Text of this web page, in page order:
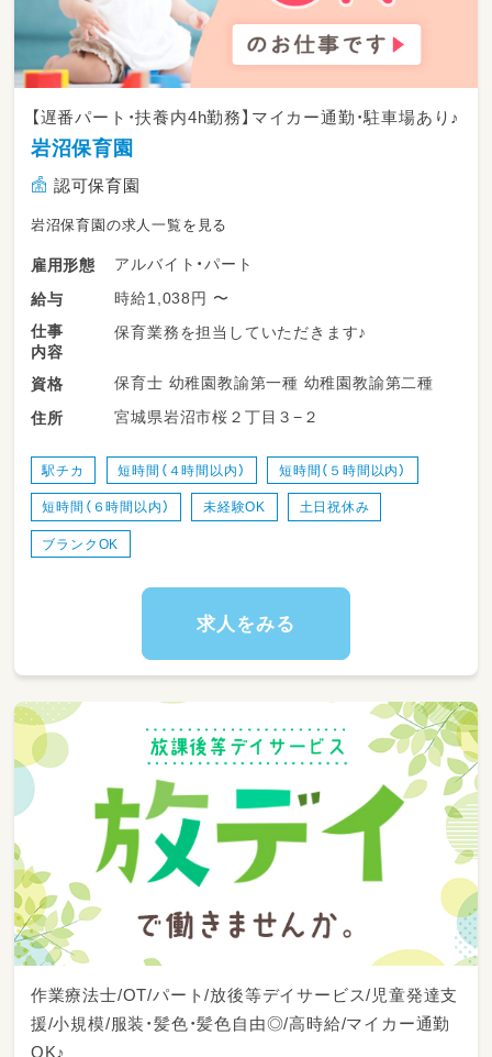
【遅番パート・扶養内4h勤務】マイカー通勤・駐車場あり♪
岩沼保育園
認可保育園
岩沼保育園の求人一覧を見る
雇用形態
アルバイト・パート
給与
時給1,038円 〜
仕事
内容
保育業務を担当していただきます♪
資格
保育士 幼稚園教諭第一種 幼稚園教諭第二種
住所
宮城県岩沼市桜２丁目３−２
駅チカ 短時間（４時間以内） 短時間（５時間以内）
短時間（６時間以内） 未経験OK 土日祝休み
ブランクOK
求人をみる
作業療法士/OT/パート/放後等デイサービス/児童発達支
援/小規模/服装・髪色・髪色自由◎/高時給/マイカー通勤
OK♪